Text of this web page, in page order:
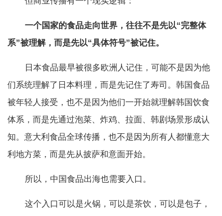
一个国家的食品走向世界，往往不是先以“完整体
系”被理解，而是先以“具体符号”被记住。
日本食品最早被很多欧洲人记住，可能不是因为他
们系统理解了日本料理，而是先记住了寿司。韩国食品
被年轻人接受，也不是因为他们一开始就理解韩国饮食
体系，而是先通过泡菜、炸鸡、拉面、韩剧场景形成认
知。意大利食品全球传播，也不是因为所有人都懂意大
利地方菜，而是先从披萨和意面开始。
所以，中国食品出海也需要入口。
这个入口可以是火锅，可以是茶饮，可以是包子，